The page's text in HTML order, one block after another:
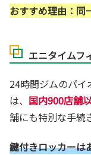
おすすめ理由：同
エニタイムフ
24時間ジムのパイ
は、 国内900店舗
舗にも特別な手続
鍵付きロッカーは